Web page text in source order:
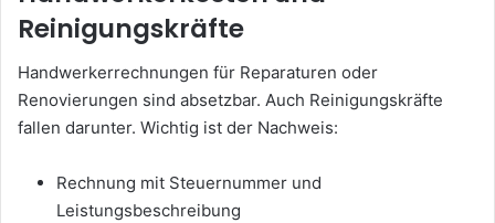
Reinigungskräfte
Handwerkerrechnungen für Reparaturen oder
Renovierungen sind absetzbar. Auch Reinigungskräfte
fallen darunter. Wichtig ist der Nachweis:
Rechnung mit Steuernummer und
Leistungsbeschreibung